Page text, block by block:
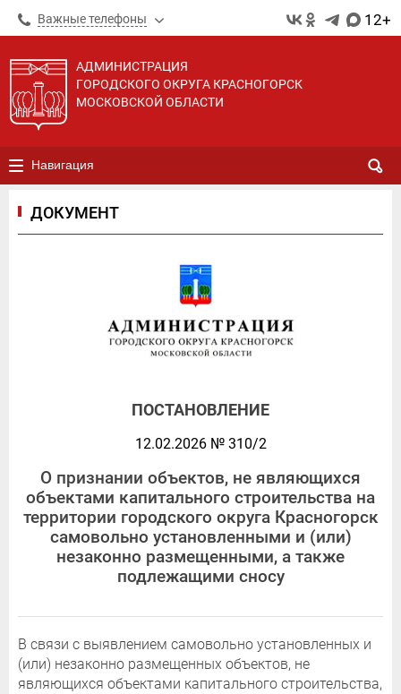
Важные телефоны 12+
АДМИНИСТРАЦИЯ
ГОРОДСКОГО ОКРУГА КРАСНОГОРСК
МОСКОВСКОЙ ОБЛАСТИ
Навигация
ДОКУМЕНТ
ПОСТАНОВЛЕНИЕ
12.02.2026 № 310/2
О признании объектов, не являющихся
объектами капитального строительства на
территории городского округа Красногорск
самовольно установленными и (или)
незаконно размещенными, а также
подлежащими сносу
В связи с выявлением самовольно установленных и
(или) незаконно размещенных объектов, не
являющихся объектами капитального строительства,